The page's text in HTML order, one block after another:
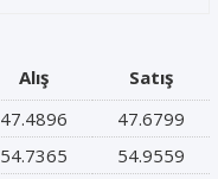
Alış
Satış
47.4896
47.6799
54.7365
54.9559